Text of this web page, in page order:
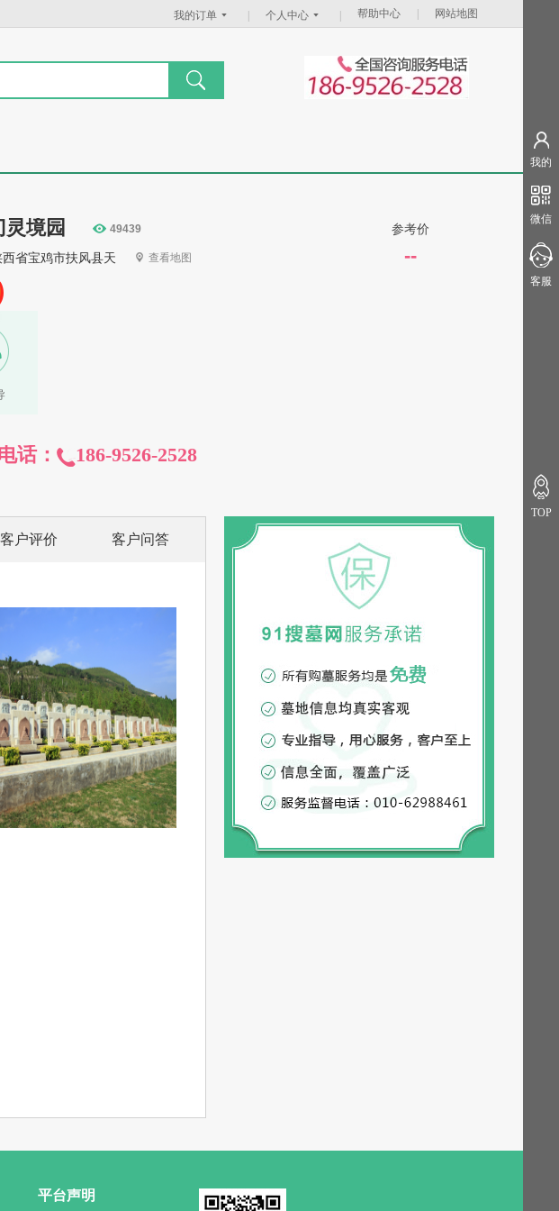
我的订单 个人中心 帮助中心 网站地图
灵境园 49439
省宝鸡市扶风县天 查看地图
参考价
--
话： 186-9526-2528
客户评价 客户问答
平台声明
我的
微信
客服
TOP